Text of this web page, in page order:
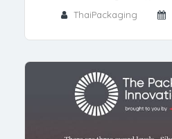
ThaiPackaging